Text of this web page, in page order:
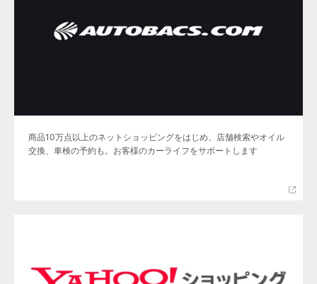
商品10万点以上のネットショッピングをはじめ、店舗検索やオイル
交換、車検の予約も。お客様のカーライフをサポートします